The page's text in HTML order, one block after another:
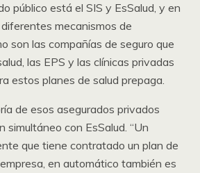
público está el SIS y EsSalud, y en
mecanismos de
son las compañías de seguro que
las EPS y las clínicas privadas
estos planes de salud prepaga.
de esos asegurados privados
simultáneo con EsSalud. “Un
que tiene contratado un plan de
en automático también es